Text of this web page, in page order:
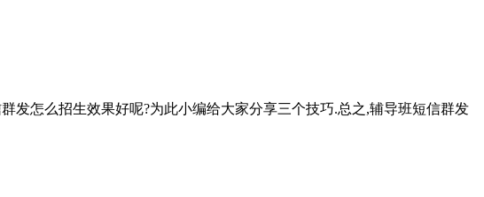
发怎么招生效果好呢?为此小编给大家分享三个技巧.总之,辅导班短信群发